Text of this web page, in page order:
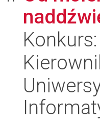
Konkurs: